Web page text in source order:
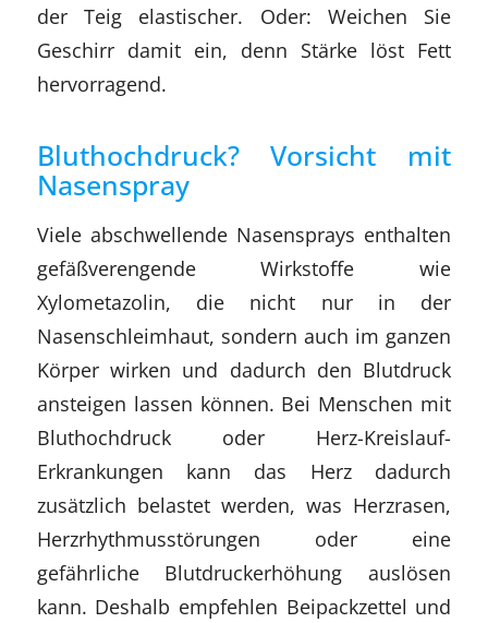
der Teig elastischer. Oder: Weichen Sie
Geschirr damit ein, denn Stärke löst Fett
hervorragend.
Bluthochdruck? Vorsicht mit
Nasenspray
Viele abschwellende Nasensprays enthalten
gefäßverengende Wirkstoffe wie
Xylometazolin, die nicht nur in der
Nasenschleimhaut, sondern auch im ganzen
Körper wirken und dadurch den Blutdruck
ansteigen lassen können. Bei Menschen mit
Bluthochdruck oder Herz-Kreislauf-
Erkrankungen kann das Herz dadurch
zusätzlich belastet werden, was Herzrasen,
Herzrhythmusstörungen oder eine
gefährliche Blutdruckerhöhung auslösen
kann. Deshalb empfehlen Beipackzettel und